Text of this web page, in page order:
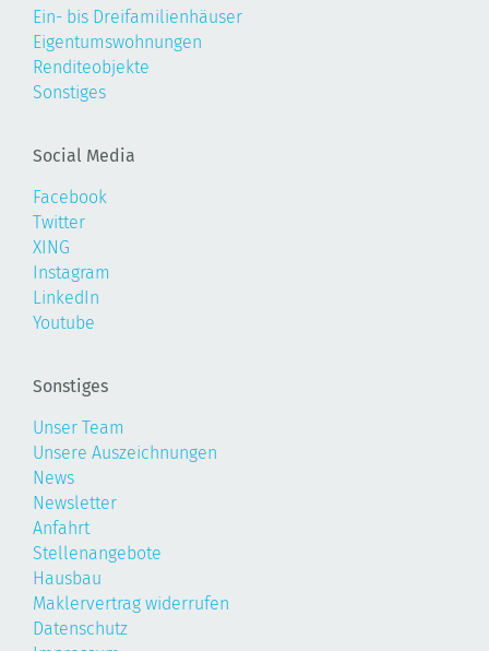
Ein- bis Dreifamilienhäuser
Eigentumswohnungen
Renditeobjekte
Sonstiges
Social Media
Facebook
Twitter
XING
Instagram
LinkedIn
Youtube
Sonstiges
Unser Team
Unsere Auszeichnungen
News
Newsletter
Anfahrt
Stellenangebote
Hausbau
Maklervertrag widerrufen
Datenschutz